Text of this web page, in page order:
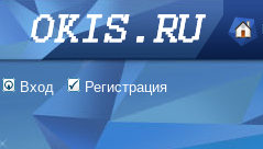
Вход Регистрация